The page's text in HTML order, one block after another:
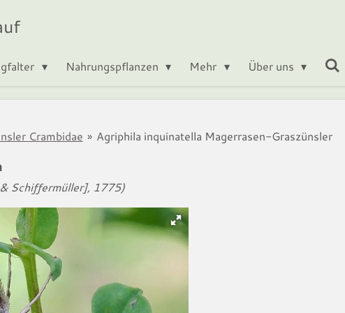
Nahrungspflanzen Mehr Über uns
Crambidae » Agriphila inquinatella Magerrasen-Graszünsler
Schiffermüller], 1775)